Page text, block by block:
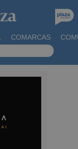
COMARCAS